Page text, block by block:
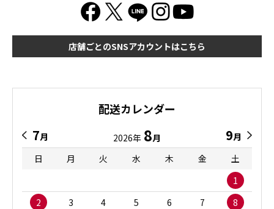
店舗ごとのSNSアカウントはこちら
配送カレンダー
7月 2026年 8月 9月
日
月 火 水 木 金
土
1
2
3 4 5 6 7
8